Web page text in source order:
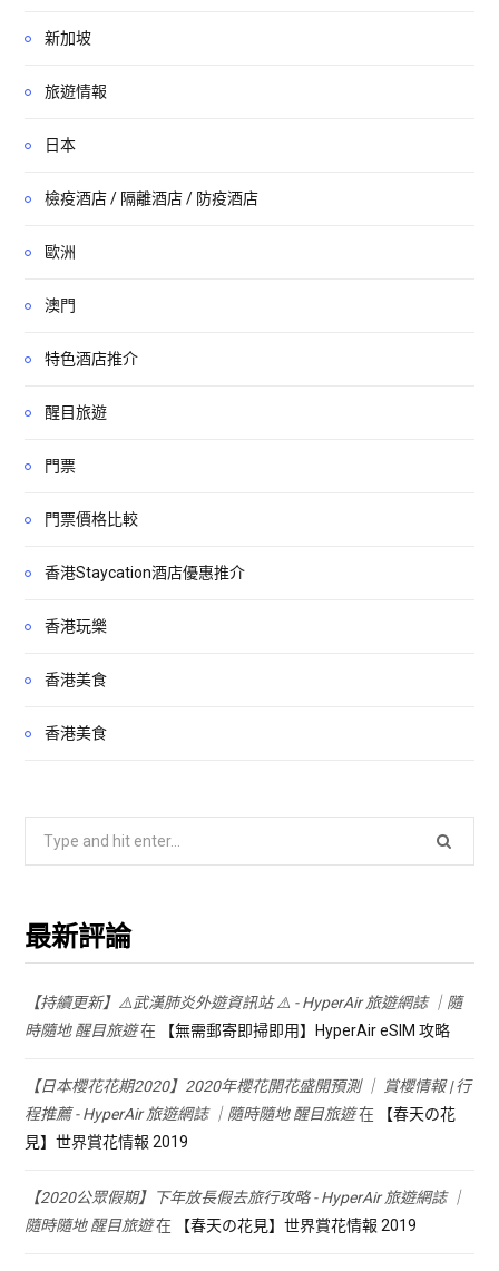
新加坡
旅遊情報
日本
檢疫酒店 / 隔離酒店 / 防疫酒店
歐洲
澳門
特色酒店推介
醒目旅遊
門票
門票價格比較
香港Staycation酒店優惠推介
香港玩樂
香港美食
香港美食
最新評論
【持續更新】⚠️武漢肺炎外遊資訊站 ⚠️ - HyperAir 旅遊網誌 ｜隨
時隨地 醒目旅遊在 【無需郵寄即掃即用】HyperAir eSIM 攻略
【日本櫻花花期2020】2020年櫻花開花盛開預測 ｜ 賞櫻情報 | 行
程推薦 - HyperAir 旅遊網誌 ｜隨時隨地 醒目旅遊在
【春天の花
見】世界賞花情報 2019
【2020公眾假期】下年放長假去旅行攻略 - HyperAir 旅遊網誌 ｜
隨時隨地 醒目旅遊在 【春天の花見】世界賞花情報 2019